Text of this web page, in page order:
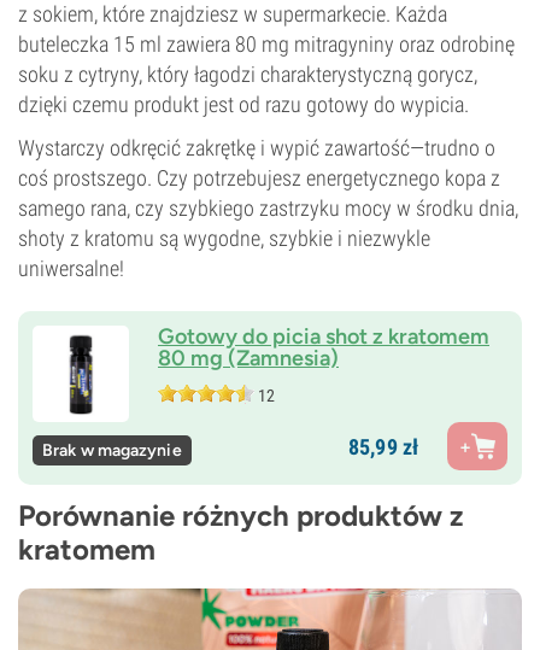
z sokiem, które znajdziesz w supermarkecie. Każda
buteleczka 15 ml zawiera 80 mg mitragyniny oraz odrobinę
soku z cytryny, który łagodzi charakterystyczną gorycz,
dzięki czemu produkt jest od razu gotowy do wypicia.
Wystarczy odkręcić zakrętkę i wypić zawartość—trudno o
coś prostszego. Czy potrzebujesz energetycznego kopa z
samego rana, czy szybkiego zastrzyku mocy w środku dnia,
shoty z kratomu są wygodne, szybkie i niezwykle
uniwersalne!
Gotowy do picia shot z kratomem
80 mg (Zamnesia)
12
Brak w magazynie 85,99zł
Porównanie różnych produktów z
kratomem